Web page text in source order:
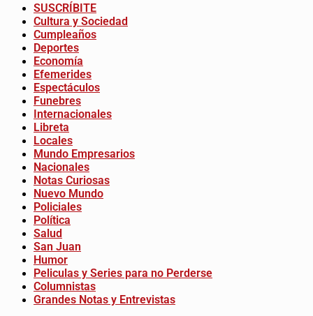
SUSCRÍBITE
Cultura y Sociedad
Cumpleaños
Deportes
Economía
Efemerides
Espectáculos
Funebres
Internacionales
Libreta
Locales
Mundo Empresarios
Nacionales
Notas Curiosas
Nuevo Mundo
Policiales
Política
Salud
San Juan
Humor
Peliculas y Series para no Perderse
Columnistas
Grandes Notas y Entrevistas